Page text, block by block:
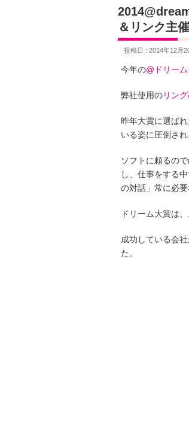
＆リンク主催
投稿日 : 2014年12月
今年の@ドリーム
弊社使用のリン
昨年大賞に選ば
いる姿に圧倒さ
ソフトに頼るの
し、仕事をする
の対話」常に必要
ドリーム大賞は
成功している会
た。